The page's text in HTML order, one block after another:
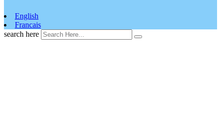
English
Francais
search here